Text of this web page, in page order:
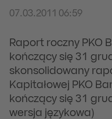
07.03.2011 06:59
Raport roczny PKO
kończący się 31
skonsolidowany
Kapitałowej PKO
kończący się 31
wersja językowa)